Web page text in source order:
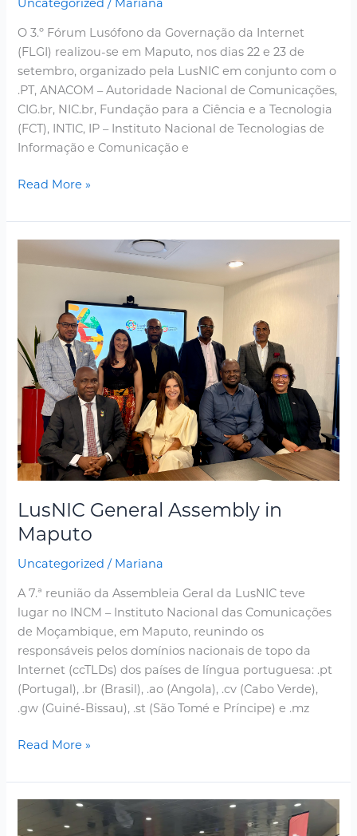
Uncategorized / Mariana
O 3.º Fórum Lusófono da Governação da Internet
(FLGI) realizou-se em Maputo, nos dias 22 e 23 de
setembro, organizado pela LusNIC em conjunto com o
.PT, ANACOM – Autoridade Nacional de Comunicações,
CIG.br, NIC.br, Fundação para a Ciência e a Tecnologia
(FCT), INTIC, IP – Instituto Nacional de Tecnologias de
Informação e Comunicação e
Read More »
LusNIC General Assembly in
Maputo
Uncategorized / Mariana
A 7.ª reunião da Assembleia Geral da LusNIC teve
lugar no INCM – Instituto Nacional das Comunicações
de Moçambique, em Maputo, reunindo os
responsáveis pelos domínios nacionais de topo da
Internet (ccTLDs) dos países de língua portuguesa: .pt
(Portugal), .br (Brasil), .ao (Angola), .cv (Cabo Verde),
.gw (Guiné-Bissau), .st (São Tomé e Príncipe) e .mz
General
Maputo
Read More »
participates